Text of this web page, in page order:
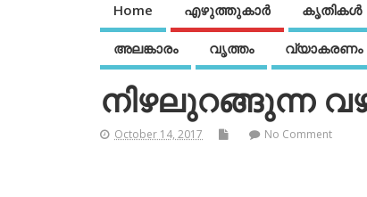
Home എഴുത്തുകാര്‍ കൃതികൾ
അലങ്കാരം വൃത്തം വ്യാകരണം
നിഴലുറങ്ങുന്ന
October 14, 2017 No Comment